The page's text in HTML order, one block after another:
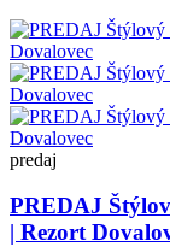
predaj
PREDAJ
| Rezort